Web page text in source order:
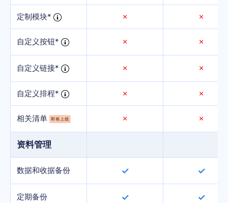
定制模块* ✗ ✗
自定义按钮* ✗ ✗
自定义链接* ✗ ✗
自定义排程* ✗ ✗
相关清单 即将上线 ✗ ✗
资料管理
数据和收据备份 ✓ ✓
定期备份 ✓ ✓